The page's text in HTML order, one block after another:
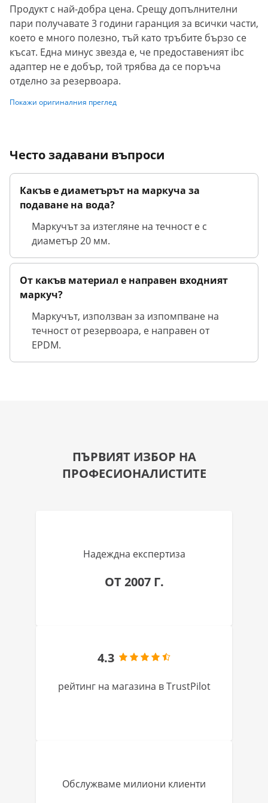
Продукт с най-добра цена. Срещу допълнителни
пари получавате 3 години гаранция за всички части,
което е много полезно, тъй като тръбите бързо се
късат. Една минус звезда е, че предоставеният ibc
адаптер не е добър, той трябва да се поръча
отделно за резервоара.
Покажи оригиналния преглед
Често задавани въпроси
Какъв е диаметърът на маркуча за
подаване на вода?
Маркучът за изтегляне на течност е с
диаметър 20 мм.
От какъв материал е направен входният
маркуч?
Маркучът, използван за изпомпване на
течност от резервоара, е направен от
EPDM.
ПЪРВИЯТ ИЗБОР НА
ПРОФЕСИОНАЛИСТИТЕ
Надеждна експертиза
ОТ 2007 Г.
4.3
рейтинг на магазина в TrustPilot
Обслужваме милиони клиенти